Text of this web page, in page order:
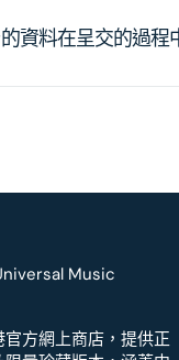
資料在呈交的過程
方網上商店，提供正